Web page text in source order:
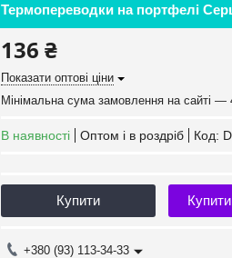
Термопереводки на портфелі
136 ₴
Показати оптові ціни
Мінімальна сума замовлення на сайті —
В наявності Оптом і в роздріб Код:
Купити
+380 (93) 113-34-33